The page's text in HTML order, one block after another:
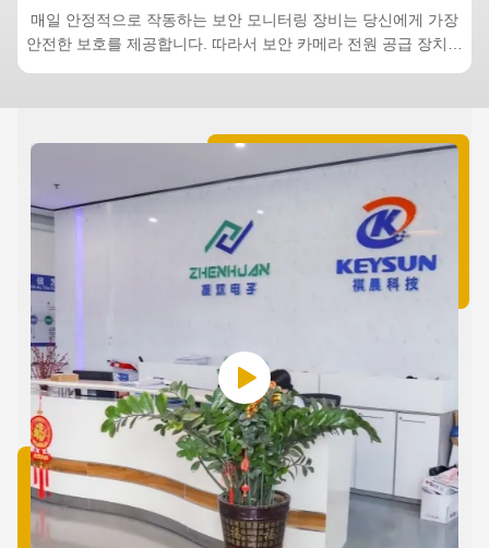
매일 안정적으로 작동하는 보안 모니터링 장비는 당신에게 가장
안전한 보호를 제공합니다. 따라서 보안 카메라 전원 공급 장치를
전원 어댑터 솔루션을 제공합니다....